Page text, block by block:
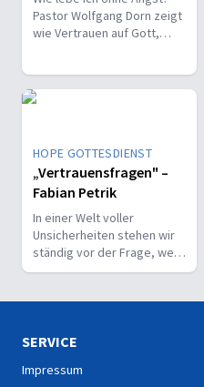
Pastor Wolfgang Dorn zeigt
wie Vertrauen auf Gott,
HOPE GOTTESDIENST
„Vertrauensfragen" –
Fabian Petrik
In einer Welt voller
Unsicherheiten stehen wir
ständig vor der Frage, wem
wir unser Vertrauen
SERVICE
Impressum